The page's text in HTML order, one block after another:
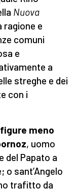
Nuova
ragione e
comuni
e
a
streghe e dei
con i
meno
, uomo
del Papato a
o sant’Angelo
trafitto da